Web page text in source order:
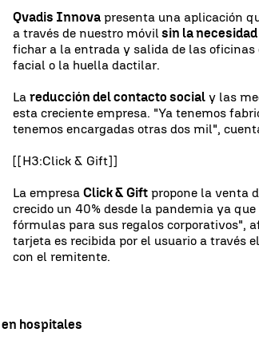
Qvadis Innova presenta una aplicación
a través de nuestro móvil sin la
fichar a la entrada y salida de las
facial o la huella dactilar.
Lareducción del contacto social y las
esta creciente empresa. "Ya tenemos
tenemos encargadas otras dos mil",
[[H3:Click & Gift]]
La empresaClick & Gift propone la venta
crecido un 40% desde la pandemia ya
fórmulas para sus regalos corporativos",
tarjeta es recibida por el usuario a través
con el remitente.
hospitales